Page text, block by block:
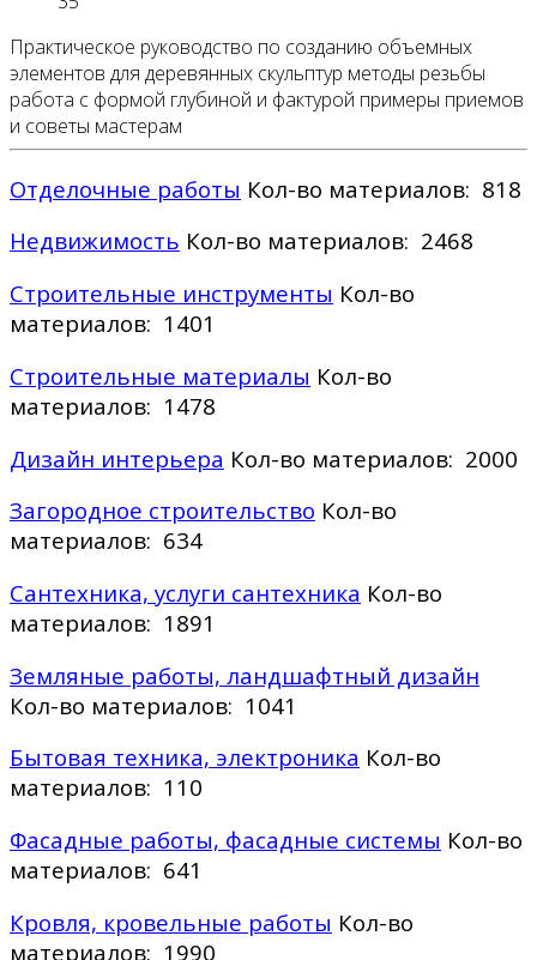
Практическое руководство по созданию объемных
элементов для деревянных скульптур методы резьбы
работа с формой глубиной и фактурой примеры приемов
и советы мастерам
Отделочные работы Кол-во материалов: 818
Недвижимость Кол-во материалов: 2468
Строительные инструменты Кол-во
материалов: 1401
Строительные материалы Кол-во
материалов: 1478
Дизайн интерьера Кол-во материалов: 2000
Загородное строительство Кол-во
материалов: 634
Сантехника, услуги сантехника Кол-во
материалов: 1891
Земляные работы, ландшафтный дизайн
Кол-во материалов: 1041
Бытовая техника, электроника Кол-во
материалов: 110
Фасадные работы, фасадные системы Кол-во
материалов: 641
Кровля, кровельные работы Кол-во
материалов: 1990